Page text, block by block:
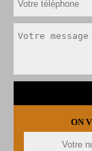
ON